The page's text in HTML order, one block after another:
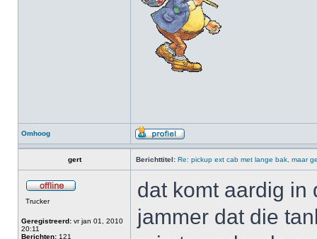
Omhoog
gert Berichttitel: Re: pickup ext cab met lange bak, maar
Trucker
Geregistreerd: vr jan 01, 2010
20:11
Berichten: 121
dat komt aardig in
jammer dat die